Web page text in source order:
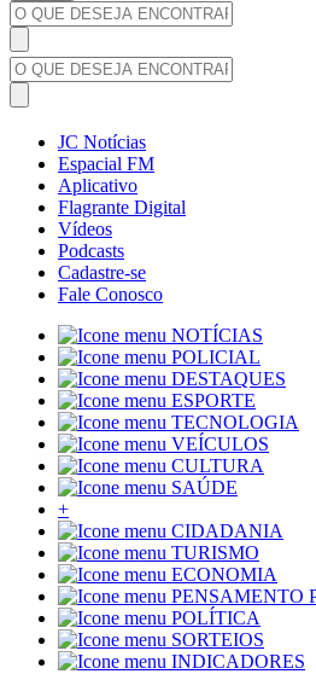
JC Notícias
Espacial FM
Aplicativo
Flagrante Digital
Vídeos
Podcasts
Cadastre-se
Fale Conosco
NOTÍCIAS
POLICIAL
DESTAQUES
ESPORTE
TECNOLOGIA
VEÍCULOS
CULTURA
SAÚDE
+
CIDADANIA
TURISMO
ECONOMIA
PENSAMENTO
POLÍTICA
SORTEIOS
INDICADORES